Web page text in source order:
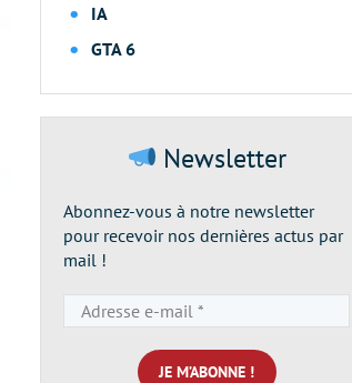
IA
GTA 6
Newsletter
Abonnez-vous à notre newsletter
pour recevoir nos dernières actus par
mail !
e-
mail
*